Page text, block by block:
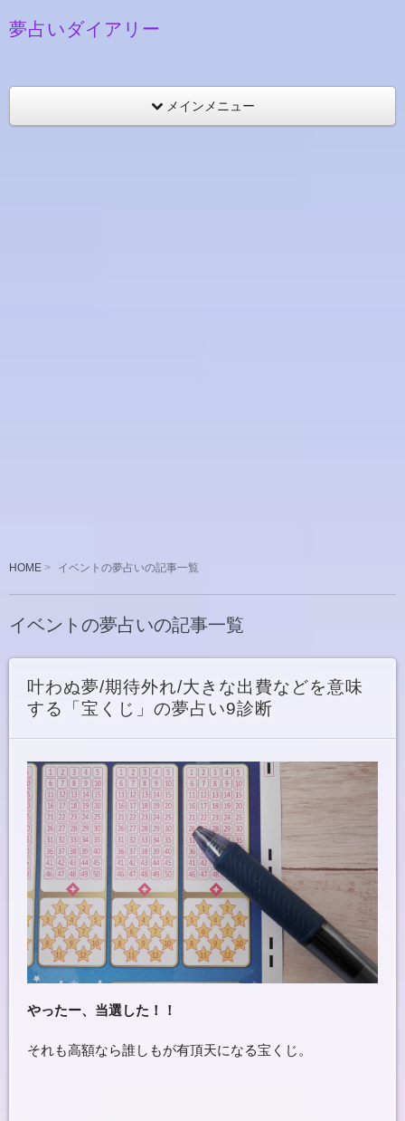
夢占いダイアリー
メインメニュー
HOME イベントの夢占いの記事一覧
イベントの夢占いの記事一覧
叶わぬ夢/期待外れ/大きな出費などを意味
する「宝くじ」の夢占い9診断
やったー、当選した！！
それも高額なら誰しもが有頂天になる宝くじ。